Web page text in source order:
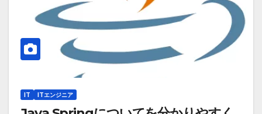
IT ITエンジニア